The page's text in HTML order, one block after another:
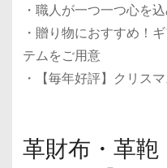
・職人が一つ一つ心を
・贈り物におすすめ！
テムをご用意
・【毎年好評】クリス
革財布・革鞄